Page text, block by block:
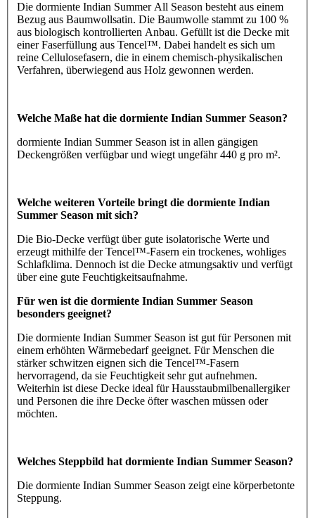
Die dormiente Indian Summer All Season besteht aus einem
Bezug aus Baumwollsatin. Die Baumwolle stammt zu 100 %
aus biologisch kontrollierten Anbau. Gefüllt ist die Decke mit
einer Faserfüllung aus Tencel™. Dabei handelt es sich um
reine Cellulosefasern, die in einem chemisch-physikalischen
Verfahren, überwiegend aus Holz gewonnen werden.
Welche Maße hat die dormiente Indian Summer Season?
dormiente Indian Summer Season ist in allen gängigen
Deckengrößen verfügbar und wiegt ungefähr 440 g pro m².
Welche weiteren Vorteile bringt die dormiente Indian
Summer Season mit sich?
Die Bio-Decke verfügt über gute isolatorische Werte und
erzeugt mithilfe der Tencel™-Fasern ein trockenes, wohliges
Schlafklima. Dennoch ist die Decke atmungsaktiv und verfügt
über eine gute Feuchtigkeitsaufnahme.
Für wen ist die dormiente Indian Summer Season
besonders geeignet?
Die dormiente Indian Summer Season ist gut für Personen mit
einem erhöhten Wärmebedarf geeignet. Für Menschen die
stärker schwitzen eignen sich die Tencel™-Fasern
hervorragend, da sie Feuchtigkeit sehr gut aufnehmen.
Weiterhin ist diese Decke ideal für Hausstaubmilbenallergiker
und Personen die ihre Decke öfter waschen müssen oder
möchten.
Welches Steppbild hat dormiente Indian Summer Season?
Die dormiente Indian Summer Season zeigt eine körperbetonte
Steppung.